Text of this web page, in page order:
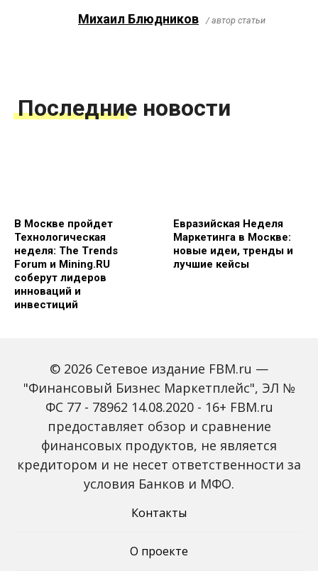
Михаил Блюдников / автор статьи
Последние новости
В Москве пройдет
Технологическая
неделя: The Trends
Forum и Mining.RU
соберут лидеров
инноваций и
инвестиций
Евразийская Неделя
Маркетинга в Москве:
новые идеи, тренды и
лучшие кейсы
Global Tech Forum: как
ИИ меняет бизнес и
открывает новые
4.0 меняет правила
игры в медиаиндустрии
© 2026 Сетевое издание FBM.ru —
"Финансовый Бизнес Маркетплейс", ЭЛ №
ФС 77 - 78962 14.08.2020 - 16+ FBM.ru
предоставляет обзор и сравнение
финансовых продуктов, не является
кредитором и не несет ответственности за
условия Банков и МФО.
Контакты
О проекте